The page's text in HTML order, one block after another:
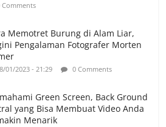
Comments
Memotret Burung di Alam Liar,
Pengalaman Fotografer Morten
01/2023 - 21:29 0 Comments
Green Screen, Back Ground
yang Bisa Membuat Video Anda
Menarik